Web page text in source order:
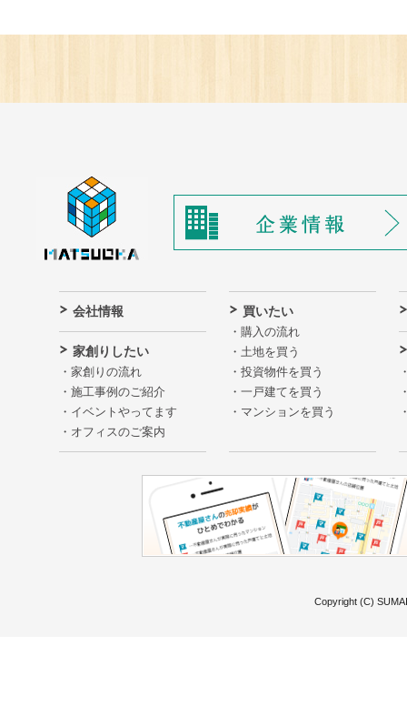
会社情報
家創りしたい
家創りの流れ
施工事例のご紹介
イベントやってます
オフィスのご案内
買いたい
購入の流れ
土地を買う
投資物件を買う
一戸建てを買う
マンションを買う
Copyright (C)